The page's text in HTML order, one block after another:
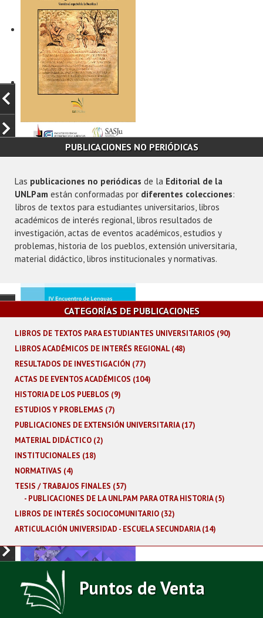
Tierra fría que se ha
En la vastedad del
"desierto" patagónico
Estudios sobre historia
religiosa
Cuadernos de Extensión
Universitaria de la
UNLPam - Nº 3
Los caminos de la
extensión en América
Latina y el Caribe
Los caminos de la
Extensión Universitaria
Extensión en la
Universidad Nacional de
La Pampa
La Universidad de La
Pampa
Debates sobre La
Pampa
La Reforma Universitaria
Plan Estratégico
Institucional 2014-2018 -
Facultad de Ingeniería -
UNLPam
Pliegos de traducción:
volumen II
I Jornada Nacional sobre
Enseñanza del Derecho
IV Encuentro de Lenguas
Indígenas Americanas
(ELIA)
Reconfiguraciones
PUBLICACIONES NO PERIÓDICAS
Las publicaciones no periódicas de la Editorial de la
UNLPam están conformadas por diferentes colecciones:
libros de textos para estudiantes universitarios, libros
académicos de interés regional, libros resultados de
investigación, actas de eventos académicos, estudios y
problemas, historia de los pueblos, extensión universitaria,
material didáctico, libros institucionales y normativas.
CATEGORÍAS DE PUBLICACIONES
LIBROS DE TEXTOS PARA ESTUDIANTES UNIVERSITARIOS (90)
LIBROS ACADÉMICOS DE INTERÉS REGIONAL (48)
RESULTADOS DE INVESTIGACIÓN (77)
ACTAS DE EVENTOS ACADÉMICOS (104)
HISTORIA DE LOS PUEBLOS (9)
ESTUDIOS Y PROBLEMAS (7)
PUBLICACIONES DE EXTENSIÓN UNIVERSITARIA (17)
MATERIAL DIDÁCTICO (2)
INSTITUCIONALES (18)
NORMATIVAS (4)
TESIS / TRABAJOS FINALES (57)
PUBLICACIONES DE LA UNLPAM PARA OTRA HISTORIA (5)
LIBROS DE INTERÉS SOCIOCOMUNITARIO (32)
ARTICULACIÓN UNIVERSIDAD - ESCUELA SECUNDARIA (14)
Puntos de Venta